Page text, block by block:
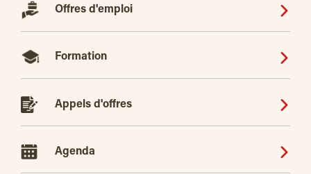
Offres d'emploi
Formation
Appels d'offres
Agenda